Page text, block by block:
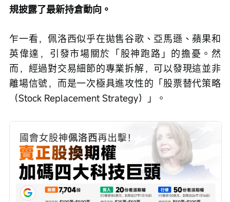
規披露了最新持倉動向。
乍一看，佩洛西似乎在拋售谷歌、亞馬遜、蘋果和
英偉達，引發市場關於「股神跑路」的擔憂。然
而，經過對交易細節的專業拆解，可以發現這並非
離場信號，而是一次極具進攻性的「股票替代策略
（Stock Replacement Strategy）」。